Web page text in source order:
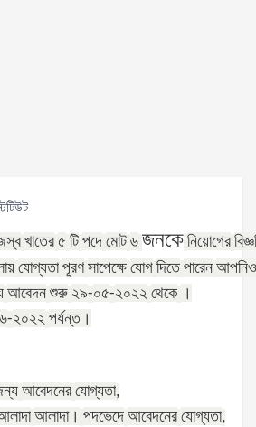
খাতের ৫ টি পদে মোট ৬ জনকে নিয়োগের
যোগ্যতা পূরণ সাপেক্ষে যোগ দিতে পারেন
আবেদন শুরু ২৯-০৫-২০২২ থেকে ।
-২০২২ পর্যন্ত।
আবেদনের যোগ্যতা,
আলাদা। পদভেদে আবেদনের যোগ্যতা,